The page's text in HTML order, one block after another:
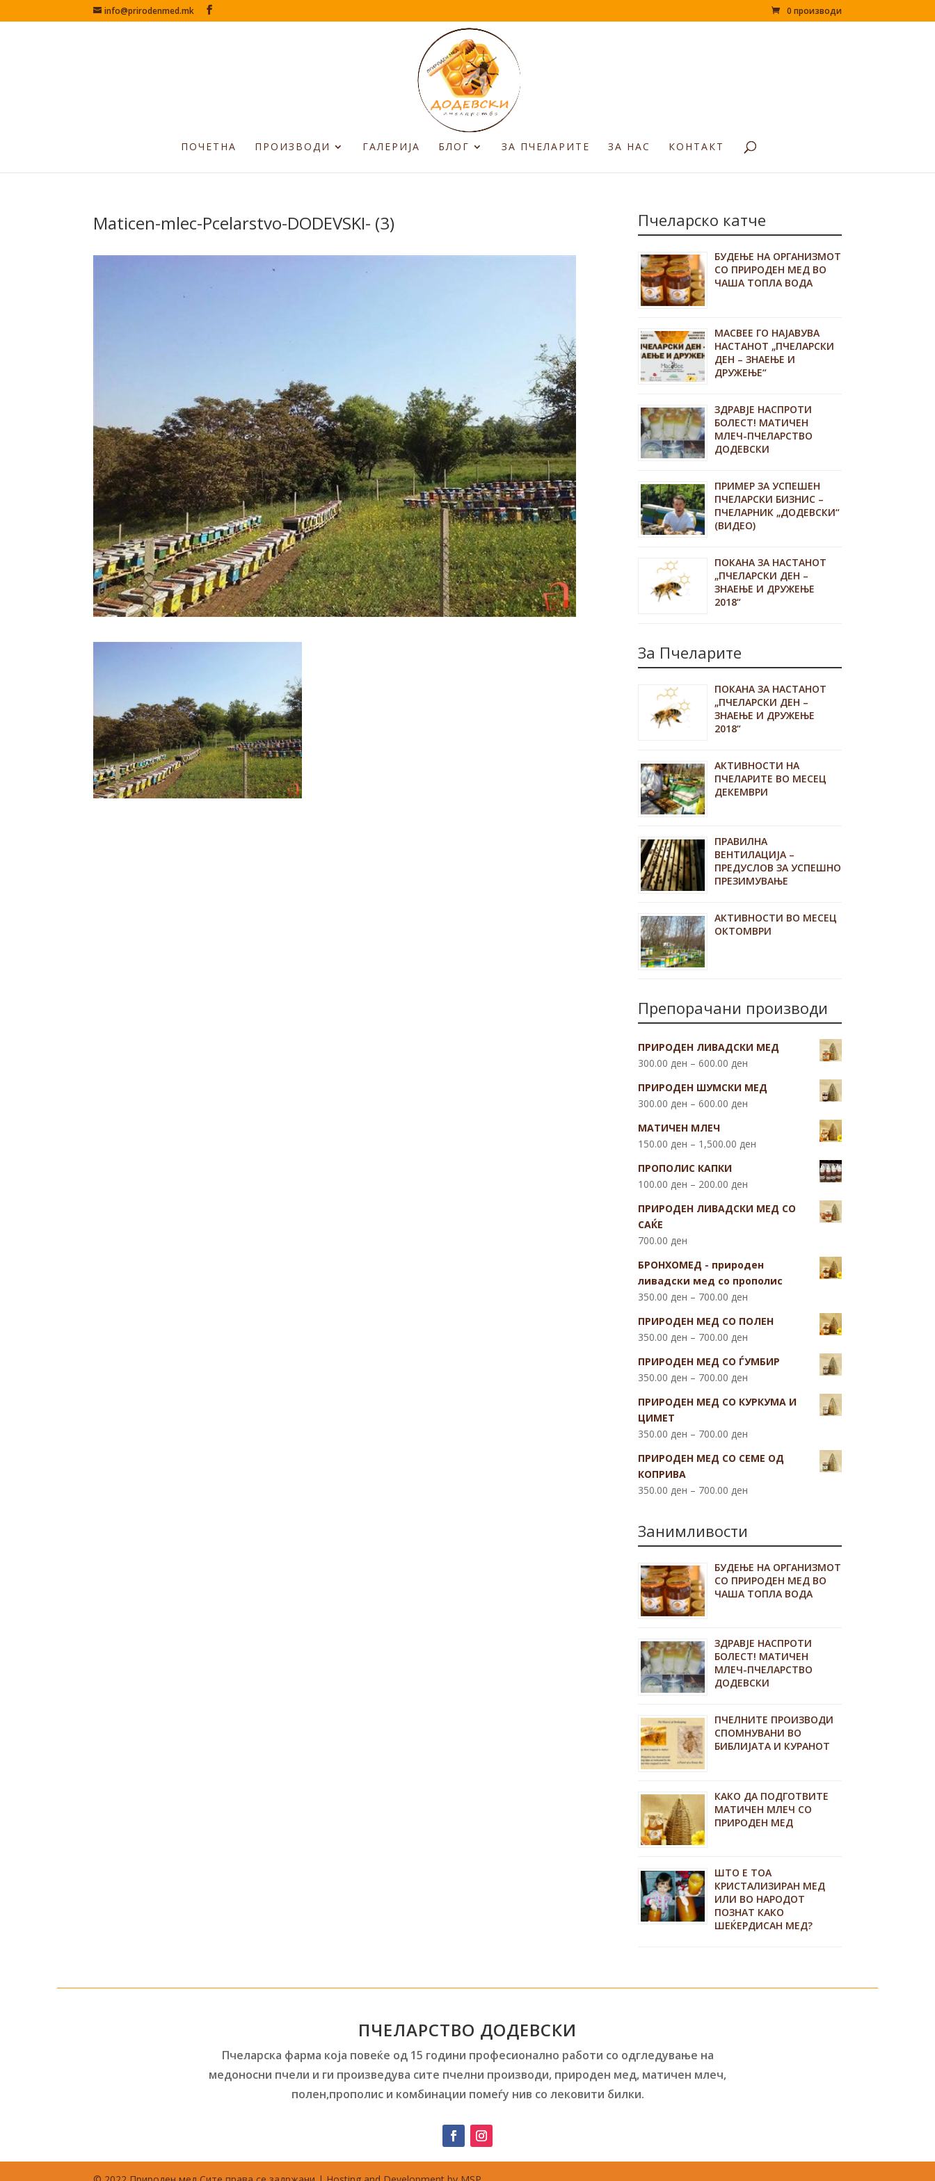
info@prirodenmed.mk 0 производи
ПОЧЕТНА ПРОИЗВОДИ ГАЛЕРИЈА БЛОГ ЗА ПЧЕЛАРИТЕ ЗА НАС КОНТАКТ
Maticen-mlec-Pcelarstvo-DODEVSKI- (3) Пчеларско катче
БУДЕЊЕ НА ОРГАНИЗМОТ
СО ПРИРОДЕН МЕД ВО
ЧАША ТОПЛА ВОДА
MACBEE ГО НАЈАВУВА
НАСТАНОТ „ПЧЕЛАРСКИ
ДЕН – ЗНАЕЊЕ И
ДРУЖЕЊЕ“
ЗДРАВЈЕ НАСПРОТИ
БОЛЕСТ! МАТИЧЕН
МЛЕЧ-ПЧЕЛАРСТВО
ДОДЕВСКИ
ПРИМЕР ЗА УСПЕШЕН
ПЧЕЛАРСКИ БИЗНИС –
ПЧЕЛАРНИК „ДОДЕВСКИ“
(ВИДЕО)
ПОКАНА ЗА НАСТАНОТ
„ПЧЕЛАРСКИ ДЕН –
ЗНАЕЊЕ И ДРУЖЕЊЕ
2018“
За Пчеларите
ПОКАНА ЗА НАСТАНОТ
„ПЧЕЛАРСКИ ДЕН –
ЗНАЕЊЕ И ДРУЖЕЊЕ
2018“
АКТИВНОСТИ НА
ПЧЕЛАРИТЕ ВО МЕСЕЦ
ДЕКЕМВРИ
ПРАВИЛНА
ВЕНТИЛАЦИЈА –
ПРЕДУСЛОВ ЗА УСПЕШНО
ПРЕЗИМУВАЊЕ
АКТИВНОСТИ ВО МЕСЕЦ
ОКТОМВРИ
Препорачани производи
ПРИРОДЕН ЛИВАДСКИ МЕД
300.00 ден –600.00 ден
ПРИРОДЕН ШУМСКИ МЕД
300.00 ден –600.00 ден
МАТИЧЕН МЛЕЧ
150.00 ден – 1,500.00 ден
ПРОПОЛИС КАПКИ
100.00 ден – 200.00 ден
ПРИРОДЕН ЛИВАДСКИ МЕД СО
САЌЕ
700.00 ден
БРОНХОМЕД - природен
ливадски мед со прополис
350.00 ден – 700.00 ден
ПРИРОДЕН МЕД СО ПОЛЕН
350.00 ден – 700.00 ден
ПРИРОДЕН МЕД СО ЃУМБИР
350.00 ден – 700.00 ден
ПРИРОДЕН МЕД СО КУРКУМА И
ЦИМЕТ
350.00 ден – 700.00 ден
ПРИРОДЕН МЕД СО СЕМЕ ОД
КОПРИВА
350.00 ден – 700.00 ден
Занимливости
БУДЕЊЕ НА ОРГАНИЗМОТ
СО ПРИРОДЕН МЕД ВО
ЧАША ТОПЛА ВОДА
ЗДРАВЈЕ НАСПРОТИ
БОЛЕСТ! МАТИЧЕН
МЛЕЧ-ПЧЕЛАРСТВО
ДОДЕВСКИ
ПЧЕЛНИТЕ ПРОИЗВОДИ
СПОМНУВАНИ ВО
БИБЛИЈАТА И КУРАНОТ
КАКО ДА ПОДГОТВИТЕ
МАТИЧЕН МЛЕЧ СО
ПРИРОДЕН МЕД
ШТО Е ТОА
КРИСТАЛИЗИРАН МЕД
ИЛИ ВО НАРОДОТ
ПОЗНАТ КАКО
ШЕЌЕРДИСАН МЕД?
ПЧЕЛАРСТВО ДОДЕВСКИ
Пчеларска фарма која повеќе од 15 години професионално работи со одгледување на
медоносни пчели и ги произведува сите пчелни производи, природен мед, матичен млеч,
полен,прополис и комбинации помеѓу нив со лековити билки.